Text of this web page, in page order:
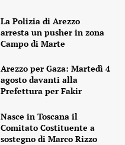
La Polizia di Arezzo
arresta un pusher in zona
Campo di Marte
Arezzo per Gaza: Martedì 4
agosto davanti alla
Prefettura per Fakir
Nasce in Toscana il
Comitato Costituente a
sostegno di Marco Rizzo